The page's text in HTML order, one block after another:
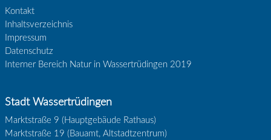
Kontakt
Inhaltsverzeichnis
Impressum
Datenschutz
Interner Bereich Natur in Wassertrüdingen 2019
Stadt Wassertrüdingen
Marktstraße 9 (Hauptgebäude Rathaus)
Marktstraße 19 (Bauamt, Altstadtzentrum)